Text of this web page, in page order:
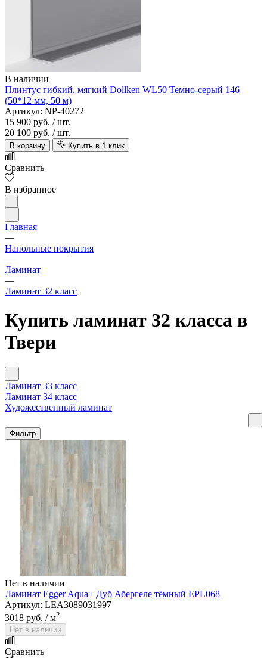
В наличии
Плинтус гибкий, мягкий Dollken WL50 Темно-серый 146
(50*12 мм, 50 м)
Артикул: NP-40272
15 900 руб. / шт.
20 100 руб. / шт.
В корзину Купить в 1 клик
Сравнить
В избранное
Главная
—
Напольные покрытия
—
Ламинат
—
Ламинат 32 класс
Купить ламинат 32 класса в
Твери
Ламинат 33 класс
Ламинат 34 класс
Художественный ламинат
Фильтр
Нет в наличии
Ламинат Egger Aqua+ Дуб Абергеле тёмный EPL068
Артикул: LEA3089031997
3018 руб. / м2
Нет в наличии
Сравнить